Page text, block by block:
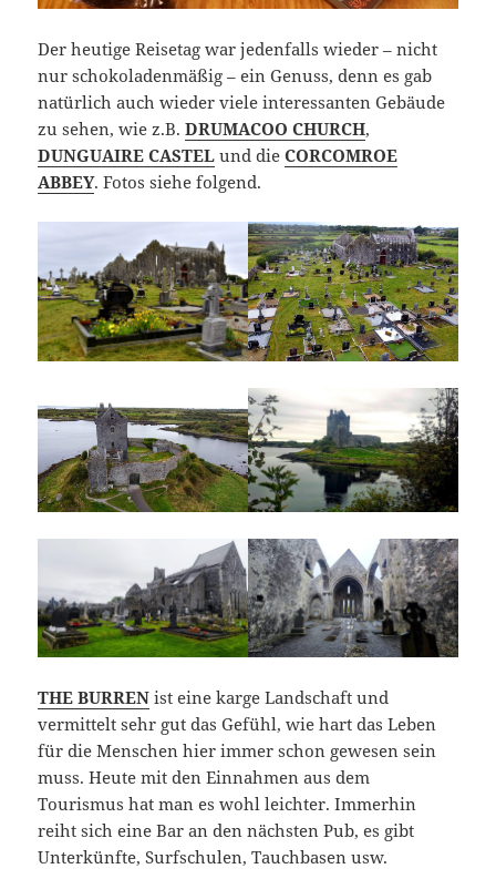
Der heutige Reisetag war jedenfalls wieder – nicht
nur schokoladenmäßig – ein Genuss, denn es gab
natürlich auch wieder viele interessanten Gebäude
zu sehen, wie z.B.DRUMACOO CHURCH,
DUNGUAIRE CASTEL und dieCORCOMROE
ABBEY. Fotos siehe folgend.
THE BURREN ist eine karge Landschaft und
vermittelt sehr gut das Gefühl, wie hart das Leben
für die Menschen hier immer schon gewesen sein
muss. Heute mit den Einnahmen aus dem
Tourismus hat man es wohl leichter. Immerhin
reiht sich eine Bar an den nächsten Pub, es gibt
Unterkünfte, Surfschulen, Tauchbasen usw.